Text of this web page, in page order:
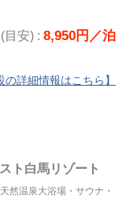
目安) : 8,950円／泊
の詳細情報はこちら】
ト白馬リゾート
然温泉大浴場・サウナ・